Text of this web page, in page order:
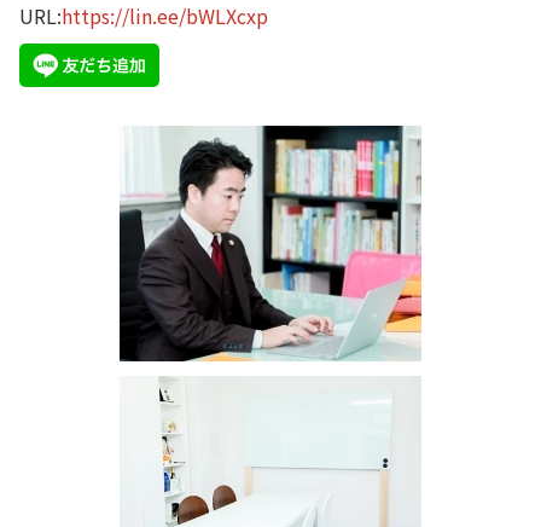
URL:https://lin.ee/bWLXcxp